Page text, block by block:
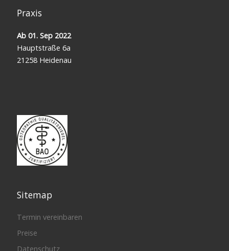
Praxis
Ab 01. Sep 2022
Hauptstraße 6a
21258 Heidenau
Sitemap
Termin vereinbaren
Preise
Datenschutz